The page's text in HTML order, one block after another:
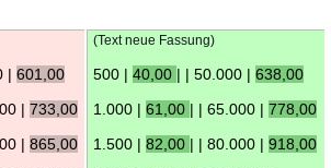
| 601,00
| 733,00
| 865,00
(Text neue Fassung)
500 | 40,00 | | 50.000 | 638,00
1.000 | 61,00 | | 65.000 | 778,00
1.500 | 82,00 | | 80.000 | 918,00